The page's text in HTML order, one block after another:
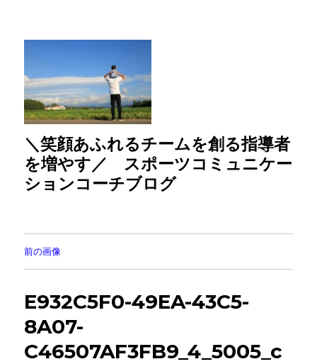
＼笑顔あふれるチームを創る指導者
を増やす／ スポーツコミュニケー
ションコーチブログ
前の画像
E932C5F0-49EA-43C5-
8A07-
C46507AF3FB9_4_5005_c